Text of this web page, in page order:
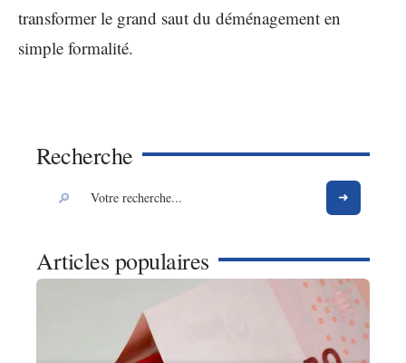
transformer le grand saut du déménagement en
simple formalité.
Recherche
Articles populaires